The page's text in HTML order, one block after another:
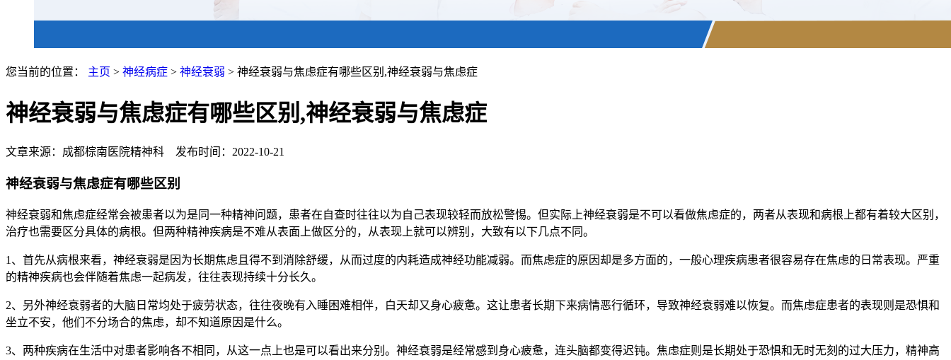
您当前的位置： 主页 > 神经病症 > 神经衰弱 > 神经衰弱与焦虑症有哪些区别,神经衰弱与焦虑症
神经衰弱与焦虑症有哪些区别,神经衰弱与焦虑症
文章来源：成都棕南医院精神科 发布时间：2022-10-21
神经衰弱与焦虑症有哪些区别
神经衰弱和焦虑症经常会被患者以为是同一种精神问题，患者在自查时往往以为自己表现较轻而放松警惕。但实际上神经衰弱是不可以看做焦虑症的，两者从表现和病根上都有着较大区别，
治疗也需要区分具体的病根。但两种精神疾病是不难从表面上做区分的，从表现上就可以辨别，大致有以下几点不同。
1、首先从病根来看，神经衰弱是因为长期焦虑且得不到消除舒缓，从而过度的内耗造成神经功能减弱。而焦虑症的原因却是多方面的，一般心理疾病患者很容易存在焦虑的日常表现。严重
的精神疾病也会伴随着焦虑一起病发，往往表现持续十分长久。
2、另外神经衰弱者的大脑日常均处于疲劳状态，往往夜晚有入睡困难相伴，白天却又身心疲惫。这让患者长期下来病情恶行循环，导致神经衰弱难以恢复。而焦虑症患者的表现则是恐惧和
坐立不安，他们不分场合的焦虑，却不知道原因是什么。
3、两种疾病在生活中对患者影响各不相同，从这一点上也是可以看出来分别。神经衰弱是经常感到身心疲惫，连头脑都变得迟钝。焦虑症则是长期处于恐惧和无时无刻的过大压力，精神高